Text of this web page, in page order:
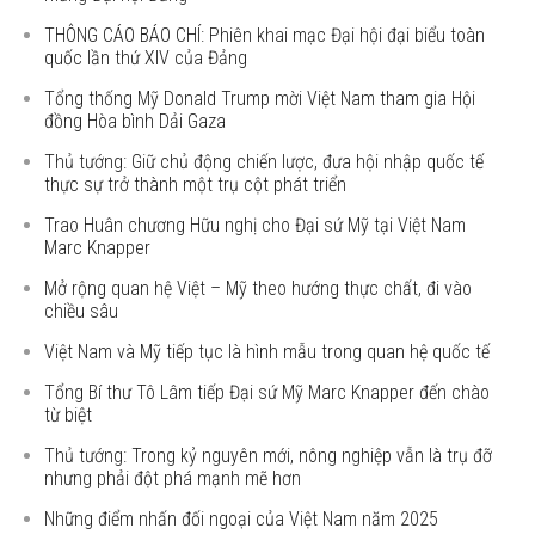
THÔNG CÁO BÁO CHÍ: Phiên khai mạc Đại hội đại biểu toàn
quốc lần thứ XIV của Đảng
Tổng thống Mỹ Donald Trump mời Việt Nam tham gia Hội
đồng Hòa bình Dải Gaza
Thủ tướng: Giữ chủ động chiến lược, đưa hội nhập quốc tế
thực sự trở thành một trụ cột phát triển
Trao Huân chương Hữu nghị cho Đại sứ Mỹ tại Việt Nam
Marc Knapper
Mở rộng quan hệ Việt – Mỹ theo hướng thực chất, đi vào
chiều sâu
Việt Nam và Mỹ tiếp tục là hình mẫu trong quan hệ quốc tế
Tổng Bí thư Tô Lâm tiếp Đại sứ Mỹ Marc Knapper đến chào
từ biệt
Thủ tướng: Trong kỷ nguyên mới, nông nghiệp vẫn là trụ đỡ
nhưng phải đột phá mạnh mẽ hơn
Những điểm nhấn đối ngoại của Việt Nam năm 2025